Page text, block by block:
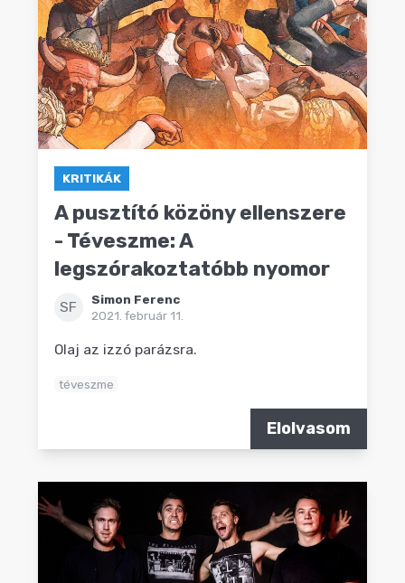
KRITIKÁK
A pusztító közöny ellenszere
- Téveszme: A
legszórakoztatóbb nyomor
SF
Simon Ferenc
2021. február 11.
Olaj az izzó parázsra.
téveszme
Elolvasom